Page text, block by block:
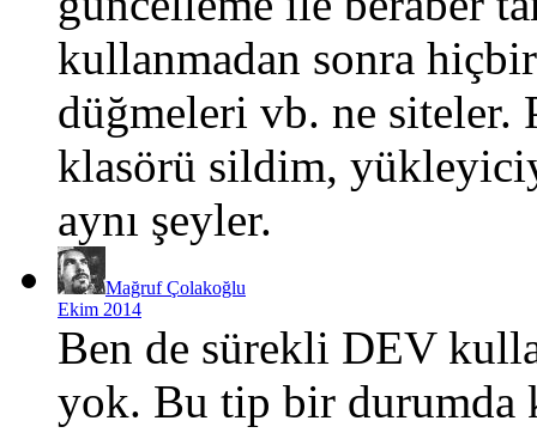
kullanmadan sonra hiçbir
düğmeleri vb. ne siteler.
klasörü sildim,
aynı şeyler.
Mağruf Çolakoğlu
Ekim 2014
Ben de sürekli DEV
yok. Bu tip bir durumda